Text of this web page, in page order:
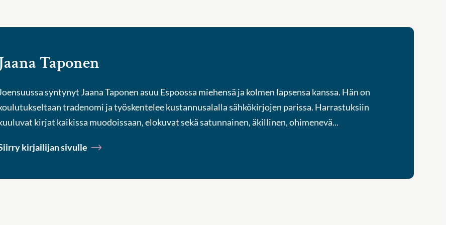
Taponen
syntynyt Jaana Taponen asuu Espoossa miehensä ja kolmen lapsensa kanssa. Hän on
tradenomi ja työskentelee kustannusalalla sähkökirjojen parissa. Harrastuksiin
kirjat kaikissa muodoissaan, elokuvat sekä satunnainen, äkillinen, ohimenevä...
kirjailijan sivulle